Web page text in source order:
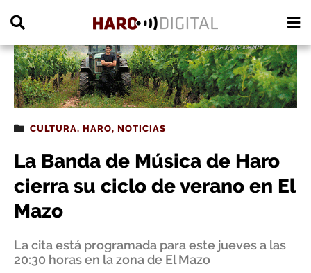
CULTURA, HARO, NOTICIAS
La Banda de Música de Haro
cierra su ciclo de verano en El
Mazo
La cita está programada para este jueves a las
20:30 horas en la zona de El Mazo